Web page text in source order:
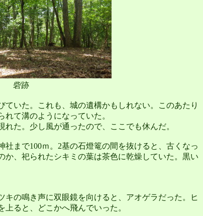
砦跡
いた。これも、城の遺構かもしれない。このあたり
て溝のようになっていた。
た。少し風が通ったので、ここでも休んだ。
まで100ｍ。2基の石燈篭の間を抜けると、古くなっ
か、祀られたシキミの葉は茶色に乾燥していた。黒い
の鳴き声に双眼鏡を向けると、アオゲラだった。ヒ
ると、どこかへ飛んでいった。